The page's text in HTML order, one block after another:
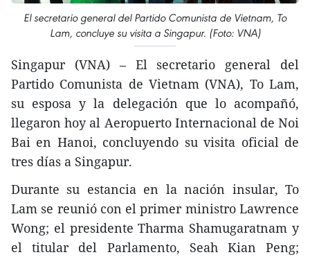
El secretario general del Partido Comunista de Vietnam, To
Lam, concluye su visita a Singapur. (Foto: VNA)
Singapur (VNA) – El secretario general del
Partido Comunista de Vietnam (VNA), To Lam,
su esposa y la delegación que lo acompañó,
llegaron hoy al Aeropuerto Internacional de Noi
Bai en Hanoi, concluyendo su visita oficial de
tres días a Singapur.
Durante su estancia en la nación insular, To
Lam se reunió con el primer ministro Lawrence
Wong; el presidente Tharma Shamugaratnam y
el titular del Parlamento, Seah Kian Peng;